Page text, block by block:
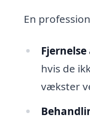
En
hvis de
vækster